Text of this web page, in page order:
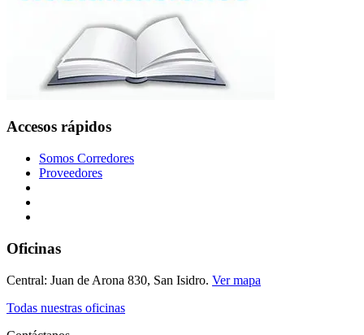
Accesos rápidos
Somos Corredores
Proveedores
Oficinas
Central: Juan de Arona 830, San Isidro. Ver mapa
Todas nuestras oficinas